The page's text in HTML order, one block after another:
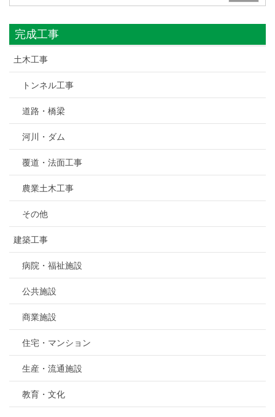
完成工事
土木工事
トンネル工事
道路・橋梁
河川・ダム
覆道・法面工事
農業土木工事
その他
建築工事
病院・福祉施設
公共施設
商業施設
住宅・マンション
生産・流通施設
教育・文化